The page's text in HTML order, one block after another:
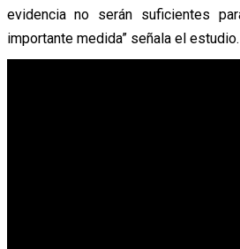
evidencia no serán suficientes
importante medida” señala el estudio.